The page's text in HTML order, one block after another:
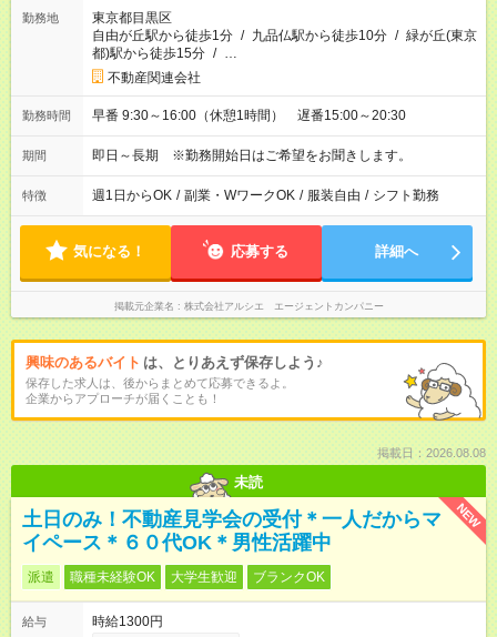
勤務地
東京都目黒区
自由が丘駅から徒歩1分 / 九品仏駅から徒歩10分 / 緑が丘(東京
都)駅から徒歩15分 / …
不動産関連会社
勤務時間 早番 9:30～16:00（休憩1時間） 遅番15:00～20:30
期間 即日～長期 ※勤務開始日はご希望をお聞きします。
特徴 週1日からOK / 副業・WワークOK / 服装自由 / シフト勤務
気になる！ 応募する 詳細へ
掲載元企業名 株式会社アルシエ エージェントカンパニー
興味のあるバイト は、とりあえず保存しよう♪
保存した求人は、後からまとめて応募できるよ。
企業からアプローチが届くことも！
掲載日：2026.08.08
未読
NEW
土日のみ！不動産見学会の受付＊一人だからマ
イペース＊６０代OK＊男性活躍中
派遣 職種未経験OK 大学生歓迎 ブランクOK
給与
時給1300円